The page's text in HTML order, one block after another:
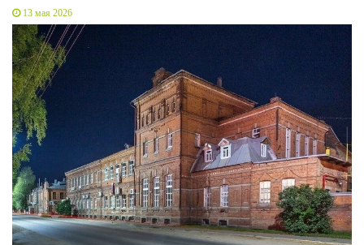
13 мая 2026